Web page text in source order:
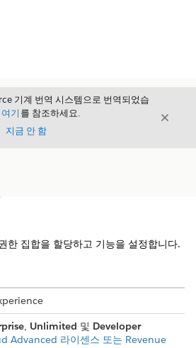
기계 번역 시스템으로 번역되었습
여기 를 참조하세요.
지금 안 함
닫기
한 집합을 할당하고 기능을 설정합니다.
, Unlimited 및 Developer
Advanced 라이센스 또는 Revenue